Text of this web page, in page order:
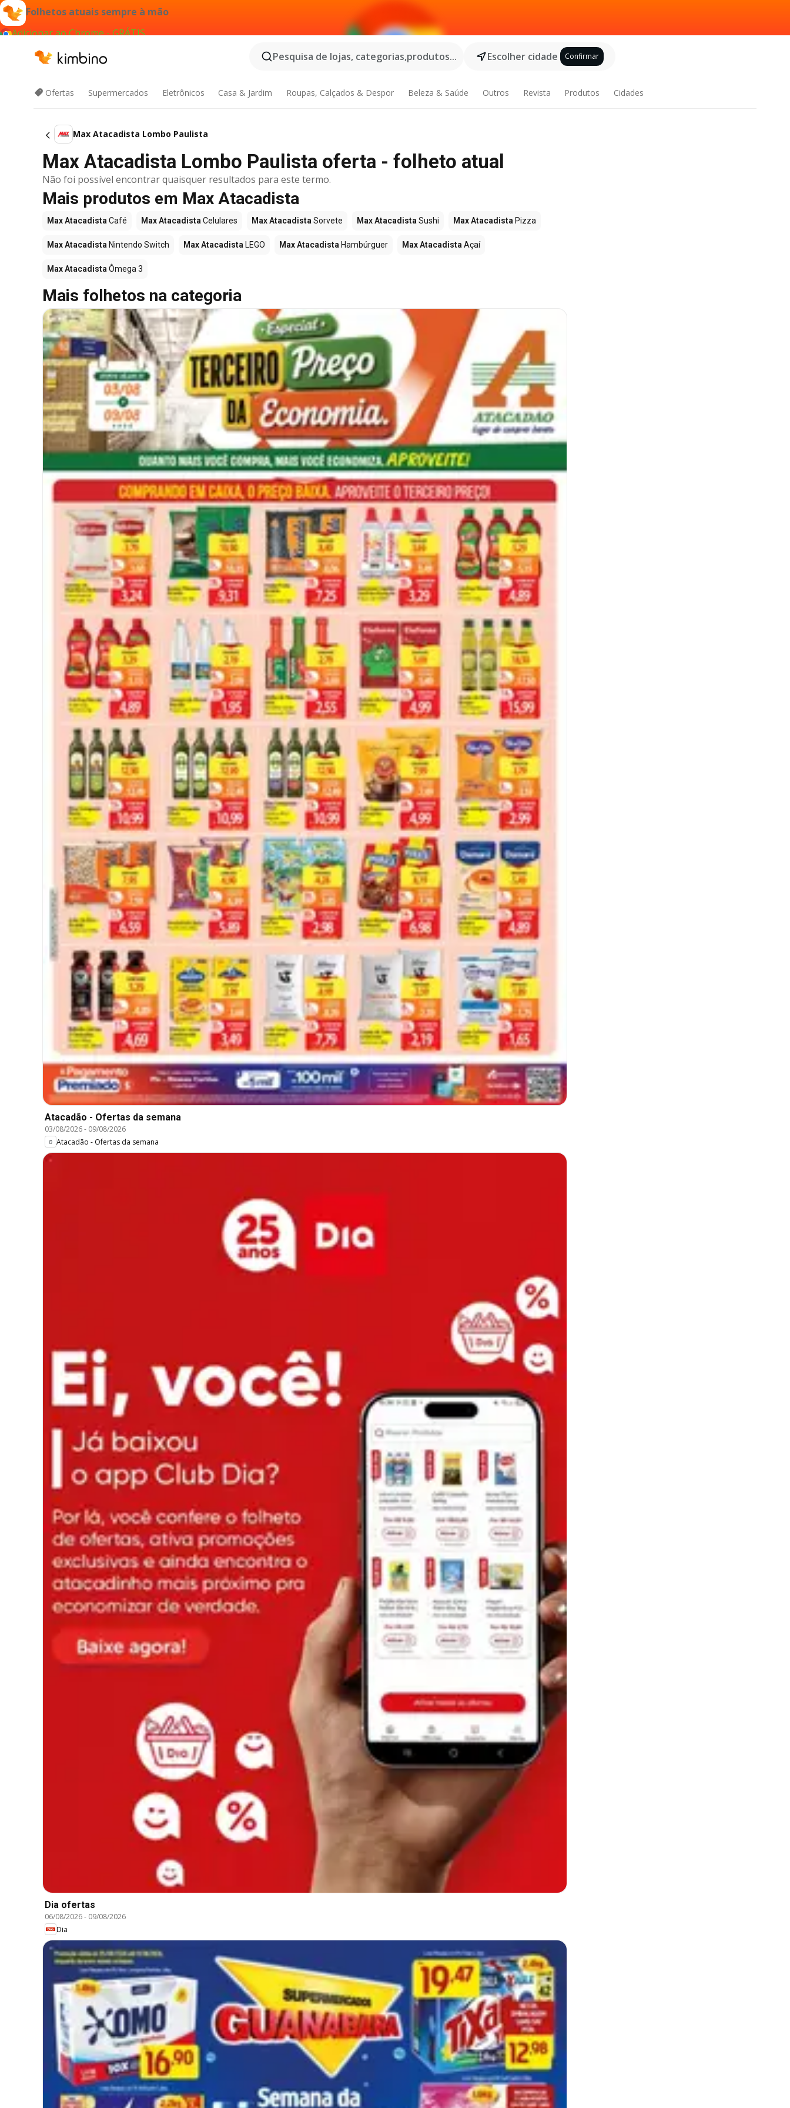
Folhetos atuais sempre à mão
Adicionar ao Chrome - GRÁTIS
Pesquisa de lojas, categorias,produtos...
Escolher cidade Confirmar
Ofertas Supermercados Eletrônicos Casa & Jardim Roupas, Calçados & Despor Beleza & Saúde Outros Revista Produtos Cidades
Max Atacadista Lombo Paulista
Max Atacadista Lombo Paulista oferta - folheto atual
Não foi possível encontrar quaisquer resultados para este termo.
Mais produtos em Max Atacadista
Max Atacadista Café Max Atacadista Celulares Max Atacadista Sorvete Max Atacadista Sushi Max Atacadista Pizza
Max Atacadista Nintendo Switch Max Atacadista LEGO Max Atacadista Hambúrguer Max Atacadista Açaí
Max Atacadista Ômega 3
Mais folhetos na categoria
Atacadão - Ofertas da semana
03/08/2026- 09/08/2026
Atacadão - Ofertas da semana
Dia ofertas
06/08/2026- 09/08/2026
Dia